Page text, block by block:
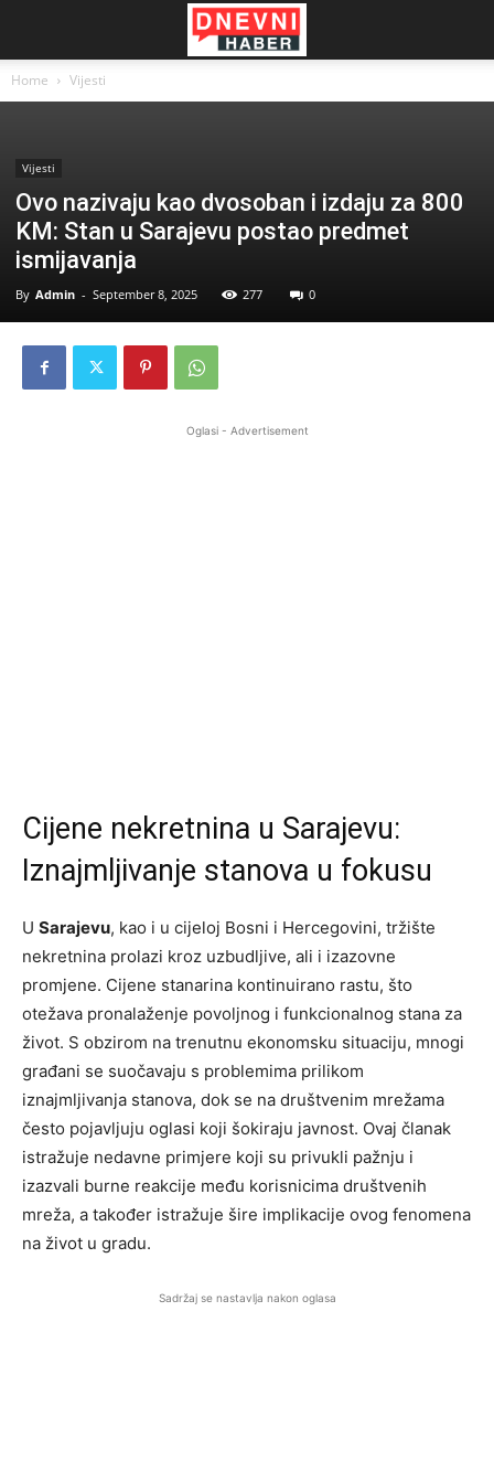
Home Vijesti
Vijesti
Ovo nazivaju kao dvosoban i izdaju za 800
KM: Stan u Sarajevu postao predmet
ismijavanja
By Admin - September 8, 2025 277 0
Oglasi - Advertisement
Cijene nekretnina u Sarajevu:
Iznajmljivanje stanova u fokusu
U Sarajevu, kao i u cijeloj Bosni i Hercegovini, tržište
nekretnina prolazi kroz uzbudljive, ali i izazovne
promjene. Cijene stanarina kontinuirano rastu, što
otežava pronalaženje povoljnog i funkcionalnog stana za
život. S obzirom na trenutnu ekonomsku situaciju, mnogi
građani se suočavaju s problemima prilikom
iznajmljivanja stanova, dok se na društvenim mrežama
često pojavljuju oglasi koji šokiraju javnost. Ovaj članak
istražuje nedavne primjere koji su privukli pažnju i
izazvali burne reakcije među korisnicima društvenih
mreža, a također istražuje šire implikacije ovog fenomena
na život u gradu.
Sadržaj se nastavlja nakon oglasa